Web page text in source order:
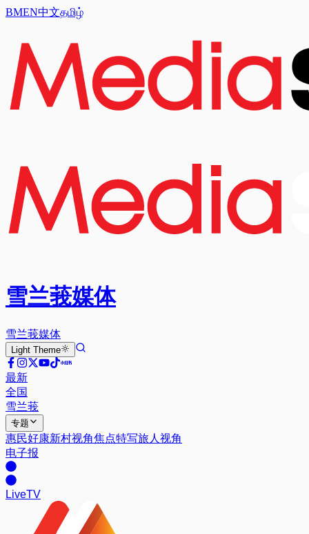
BMEN中文தமிழ்
雪兰莪媒体
雪兰莪媒体
Light Theme
最新
全国
雪兰莪
专题
惠民好康新村视角焦点特写旅人视角
电子报
LiveTV